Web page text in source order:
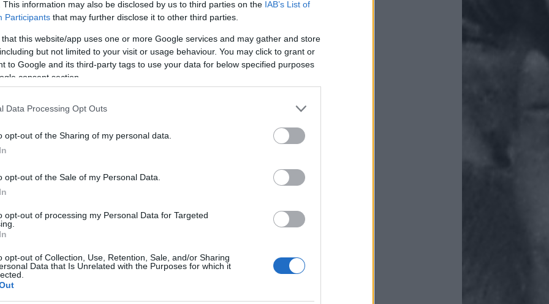
This information may also be disclosed by us to third parties on the IAB’s List of
Participants that may further disclose it to other third parties.
that this website/app uses one or more Google services and may gather and store
but not limited to your visit or usage behaviour. You may click to grant or
to Google and its third-party tags to use your data for below specified purposes
consent section.
Data Processing Opt Outs
opt-out of the Sharing of my personal data.
opt-out of the Sale of my Personal Data.
opt-out of processing my Personal Data for Targeted
opt-out of Collection, Use, Retention, Sale, and/or Sharing
Data that Is Unrelated with the Purposes for which it
a nővéremet is, a Postás Zeneiskolában. Nem
magamra haragítottam a tanárnőmet, aki, miután
ugyanazt a hibát, egy szék karfájával rá akart
karomat, úgyhogy a zongora billentyűi sérültek meg.
a zongorázást.
tanultam hegedülni, de nála sem gyakoroltam.
során mindig nálunk evett – ő maga
persze gyorsan és könnyű szívvel beleegyeztem.
Zeneiskolában kezdtem, Zipernovszky Mária,
Nagy megdöbbenésemre, amikor egyik télen
kellett mennem gyakorolni, mert egy iskolai
Ráth-Végh István nyitott nekem ajtót. Óriási
egy ekkora tudású ember azzal törődött, hogy
lakásukba, ráadásul az ő dolgozószobájában
Rendező Iroda (ORI) vizsgát.